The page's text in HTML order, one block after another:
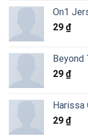
5 sao
On1
29 ₫
Beyond
29 ₫
Harissa
29 ₫